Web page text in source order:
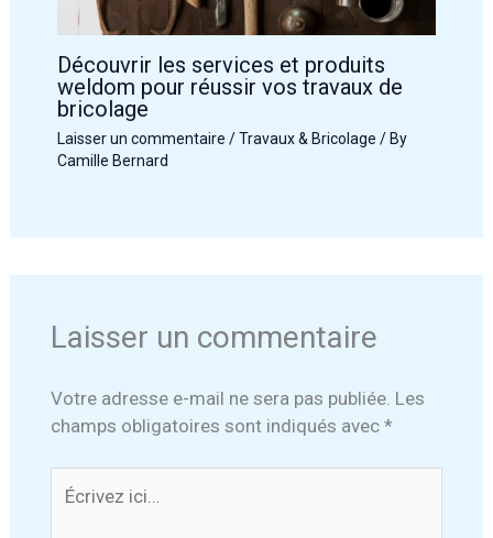
Découvrir les services et produits
weldom pour réussir vos travaux de
bricolage
Laisser un commentaire /Travaux & Bricolage / By
Camille Bernard
Laisser un commentaire
Votre adresse e-mail ne sera pas publiée. Les
champs obligatoires sont indiqués avec *
ici…